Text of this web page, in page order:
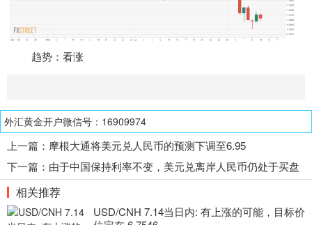
趋势：看涨
外汇黄金开户微信号：16909974
上一篇： 摩根大通将美元兑人民币的预测下调至6.95
下一篇： 由于中国保持利率不变，美元兑离岸人民币仍处于买盘
状态相关推荐
USD/CNH 7.14当日内: 有上涨的可能，目标价